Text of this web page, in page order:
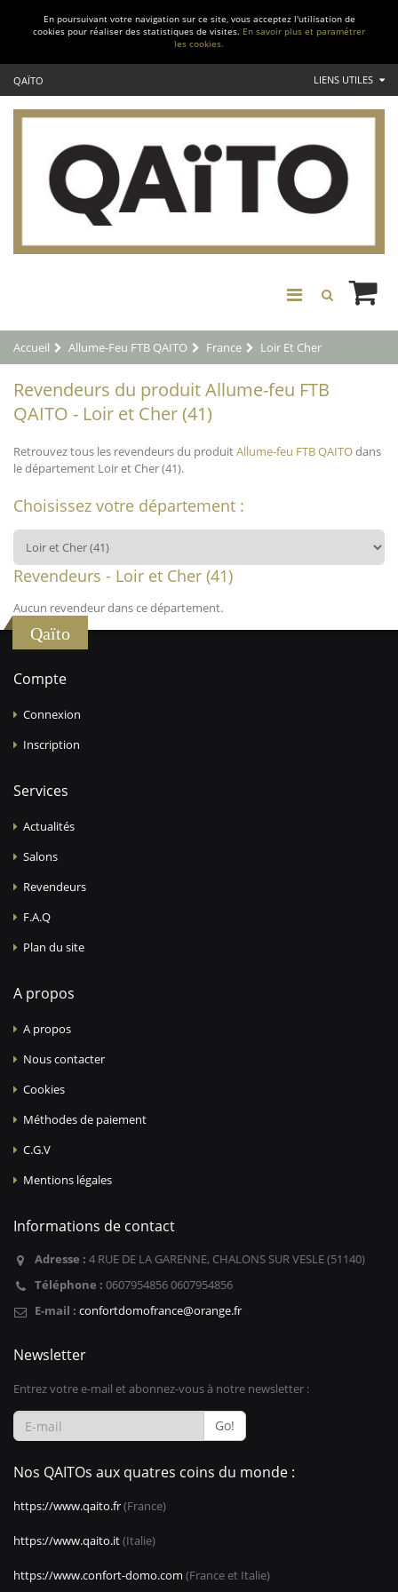
En poursuivant votre navigation sur ce site, vous acceptez l'utilisation de
cookies pour réaliser des statistiques de visites. En savoir plus et paramétrer
les cookies.
QAÏTO LIENS UTILES
Accueil Allume-Feu FTB QAITO France Loir Et Cher
Revendeurs du produit Allume-feu FTB
QAITO - Loir et Cher (41)
Retrouvez tous les revendeurs du produitAllume-feu FTB QAITOdans
le département Loir et Cher (41).
Choisissez votre département :
Revendeurs - Loir et Cher (41)
Aucun revendeur dans ce département.
Qaïto
Compte
Connexion
Inscription
Services
Actualités
Salons
Revendeurs
F.A.Q
Plan du site
A propos
A propos
Nous contacter
Cookies
Méthodes de paiement
C.G.V
Mentions légales
Informations de contact
Adresse : 4 RUE DE LA GARENNE, CHALONS SUR VESLE (51140)
Téléphone : 0607954856 0607954856
E-mail : confortdomofrance@orange.fr
Newsletter
Entrez votre e-mail et abonnez-vous à notre newsletter :
Go!
Nos QAITOs aux quatres coins du monde :
https://www.qaito.fr(France)
https://www.qaito.it(Italie)
https://www.confort-domo.com (France et Italie)